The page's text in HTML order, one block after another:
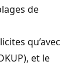
de
qu’avec
et le